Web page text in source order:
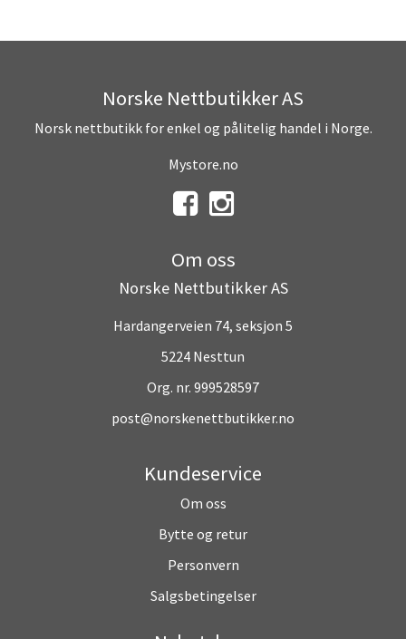
Norske Nettbutikker AS
Norsk nettbutikk for enkel og pålitelig handel i Norge.
Mystore.no
Om oss
Norske Nettbutikker AS
Hardangerveien 74, seksjon 5
5224 Nesttun
Org. nr. 999528597
post@norskenettbutikker.no
Kundeservice
Om oss
Bytte og retur
Personvern
Salgsbetingelser